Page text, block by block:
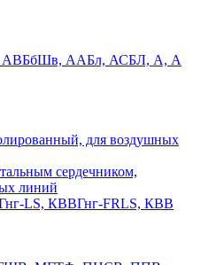
ААБл, АСБЛ, А, А
для воздушных
сердечником,
линий
LS, КВВГнг-FRLS, КВВ